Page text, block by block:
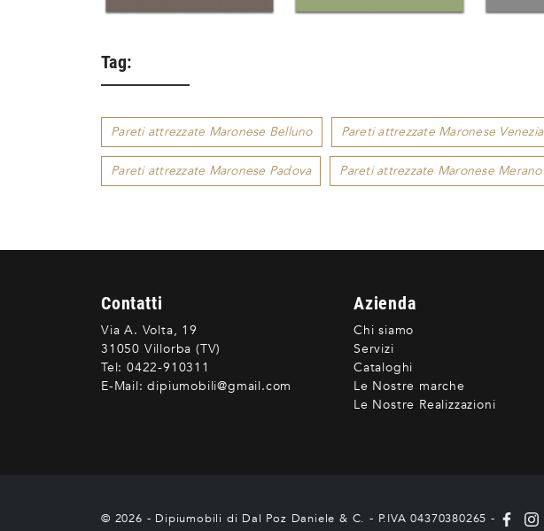
Tag:
Pareti attrezzate Maronese Belluno Pareti attrezzate Maronese Venezia
Pareti attrezzate Maronese Padova Pareti attrezzate Maronese Merano
Contatti
Via A. Volta, 19
31050 Villorba (TV)
Tel: 0422-910311
E-Mail: dipiumobili@gmail.com
Azienda
Chi siamo
Servizi
Cataloghi
Le Nostre marche
Le Nostre Realizzazioni
© 2026 - Dipiumobili di Dal Poz Daniele & C. - P.IVA 04370380265 -